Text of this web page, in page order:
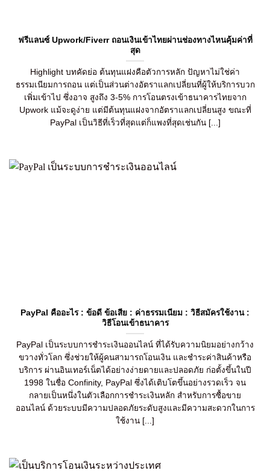
ฟรีแลนซ์ Upwork/Fiverr ถอนเงินเข้าไทยผ่านช่องทางไหนคุ้มค่าที่
สุด
Highlight บทคัดย่อ ต้นทุนแฝงคือตัวการหลัก ปัญหาไม่ใช่ค่า
ธรรมเนียมการถอน แต่เป็นส่วนต่างอัตราแลกเปลี่ยนที่ผู้ให้บริการบวก
เพิ่มเข้าไป ซึ่งอาจ สูงถึง 3-5% การโอนตรงเข้าธนาคารไทยจาก
Upwork แม้จะดูง่าย แต่มีต้นทุนแฝงจากอัตราแลกเปลี่ยนสูง ขณะที่
PayPal เป็นวิธีที่เร็วที่สุดแต่ก็แพงที่สุดเช่นกัน [...]
PayPal คืออะไร : ข้อดี ข้อเสีย : ค่าธรรมเนียม : วิธีสมัครใช้งาน :
วิธีโอนเข้าธนาคาร
PayPal เป็นระบบการชำระเงินออนไลน์ ที่ได้รับความนิยมอย่างกว้าง
ขวางทั่วโลก ซึ่งช่วยให้ผู้คนสามารถโอนเงิน และชำระค่าสินค้าหรือ
บริการ ผ่านอินเทอร์เน็ตได้อย่างง่ายดายและปลอดภัย ก่อตั้งขึ้นในปี
1998 ในชื่อ Confinity, PayPal ซึ่งได้เติบโตขึ้นอย่างรวดเร็ว จน
กลายเป็นหนึ่งในตัวเลือกการชำระเงินหลัก สำหรับการซื้อขาย
ออนไลน์ ด้วยระบบมีความปลอดภัยระดับสูงและมีความสะดวกในการ
ใช้งาน [...]